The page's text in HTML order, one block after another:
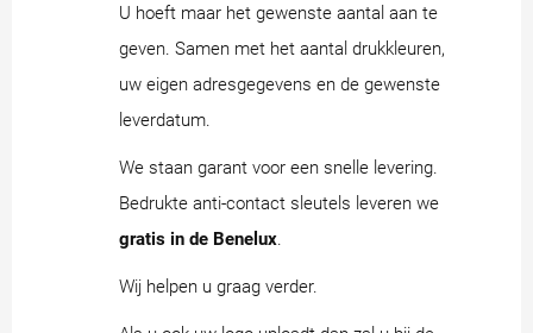
U hoeft maar het gewenste aantal aan te
geven. Samen met het aantal drukkleuren,
uw eigen adresgegevens en de gewenste
leverdatum.
We staan garant voor een snelle levering.
Bedrukte anti-contact sleutels leveren we
gratis in de Benelux.
Wij helpen u graag verder.